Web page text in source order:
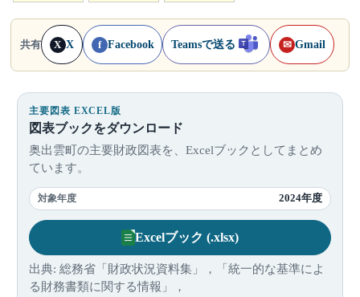
共有 X X f Facebook Teamsで送る ✉ Gmail
主要図表 EXCEL版
図表ブックをダウンロード
奥出雲町の主要財政図表を、Excelブックとしてまとめ
ています。
対象年度 2024年度
Excelブック (.xlsx)
出典: 総務省「財政状況資料集」，「統一的な基準によ
る財務書類に関する情報」，